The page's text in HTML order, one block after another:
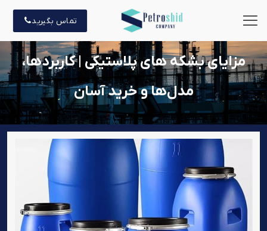
تماس بگیرید
مزایای بشکه های پلاستیکی | کاربردها،
مدل‌ها و خرید آسان